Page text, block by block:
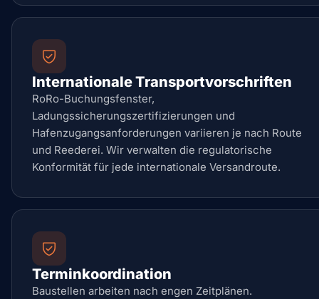
Internationale Transportvorschriften
RoRo-Buchungsfenster,
Ladungssicherungszertifizierungen und
Hafenzugangsanforderungen variieren je nach Route
und Reederei. Wir verwalten die regulatorische
Konformität für jede internationale Versandroute.
Terminkoordination
Baustellen arbeiten nach engen Zeitplänen.